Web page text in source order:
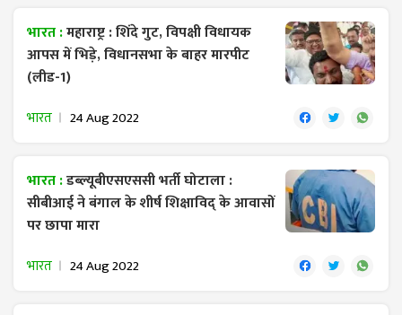
भारत :महाराष्ट्र : शिंदे गुट, विपक्षी विधायक
आपस में भिड़े, विधानसभा के बाहर मारपीट
(लीड-1)
भारत 24 Aug 2022
भारत :डब्ल्यूबीएसएससी भर्ती घोटाला :
सीबीआई ने बंगाल के शीर्ष शिक्षाविद् के आवासों
पर छापा मारा
भारत 24 Aug 2022